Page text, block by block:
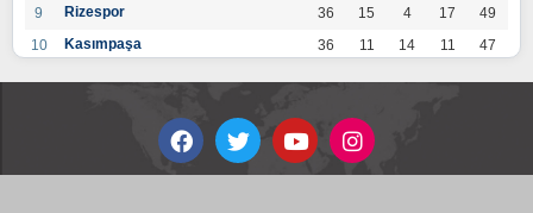
9
Rizespor 36 15 4 17
49
10
Kasımpaşa 36 11 14 11
47
36 12
14
Kayserispor 36 11 12 13
45